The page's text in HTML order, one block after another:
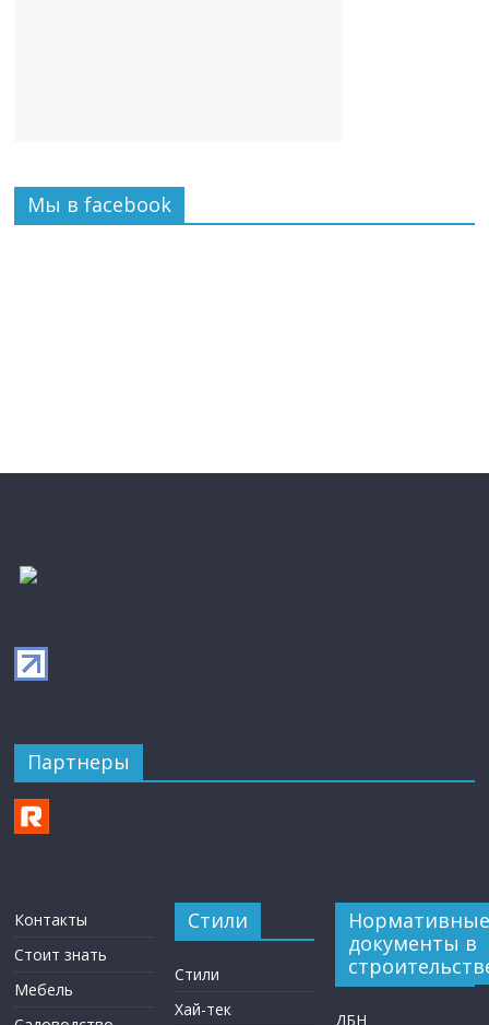
Мы в facebook
Партнеры
Контакты
Стоит знать
Мебель
Стили
Стили
Хай-тек
Нормативные
документы в
ДБН